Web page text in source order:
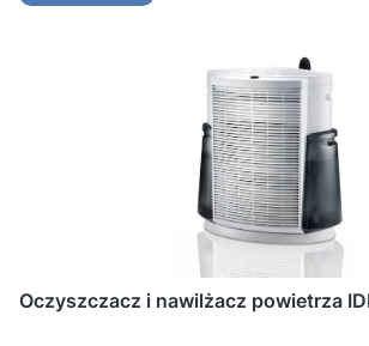
Oczyszczacz i nawilżacz powietrza